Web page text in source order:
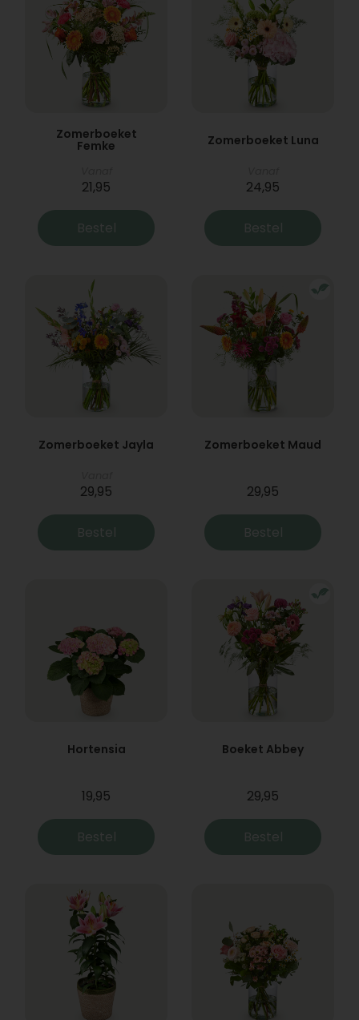
Zomerboeket
Femke
21,95
Bestel
Zomerboeket Luna
24,95
Bestel
Zomerboeket Jayla
29,95
Bestel
Zomerboeket Maud
29,95
Bestel
Hortensia
19,95
Bestel
Boeket Abbey
29,95
Bestel